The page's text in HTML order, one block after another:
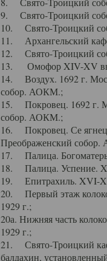
9. Свято-Троицкий
10. Свято-Троицкий
11. Архангельский
12. Свято-Троицкий
13. Омофор XIV-XV
14. Воздух. 1692 г.
собор. АОКМ.;
15. Покровец. 1692 г.
собор. АОКМ.;
16. Покровец. Се
Преображенский
17. Палица.
18. Палица. Успение.
19. Епитрахиль. XVI-
20. Первый этаж
1929 г.;
20а. Нижняя часть
1929 г.;
21. Свято-Троицкий
балдахин,